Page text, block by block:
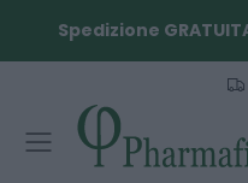
Spedizione
Toggle